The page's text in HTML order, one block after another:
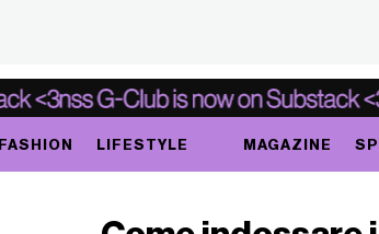
FASHION LIFESTYLE MAGAZINE